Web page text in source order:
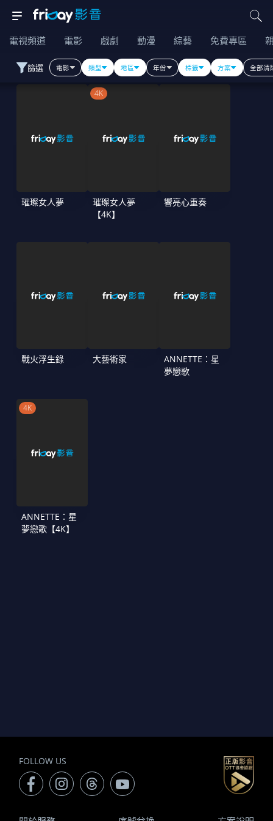
電視頻道 電影 戲劇 動漫 綜藝 免費專區
篩選 電影 類型 地區 年份 標籤 方案 全部清
璀璨女人夢
4K
璀璨女人夢
【4K】
響亮心重奏
戰火浮生錄 大藝術家
ANNETTE：星
夢戀歌
4K
ANNETTE：星
夢戀歌【4K】
FOLLOW US